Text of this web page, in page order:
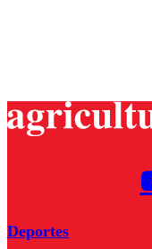
Deportes